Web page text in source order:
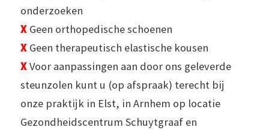
onderzoeken
XGeen orthopedische schoenen
XGeen therapeutisch elastische kousen
XVoor aanpassingen aan door ons geleverde
steunzolen kunt u (op afspraak) terecht bij
onze praktijk in Elst, in Arnhem op locatie
Gezondheidscentrum Schuytgraaf en